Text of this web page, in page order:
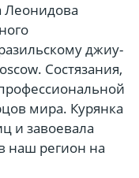
Леонидова
джиу-
Состязания,
мира. Курянка
и завоевала
наш регион на